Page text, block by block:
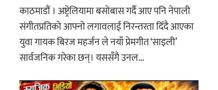
काठमाडौं । अष्ट्रेलियामा बसोबास गर्दै आए पनि नेपाली
संगीतप्रतिको आफ्नो लगावलाई निरन्तरता दिँदै आएका
युवा गायक बिरज महर्जन ले नयाँ प्रेमगीत ‘साइली’
सार्वजनिक गरेका छन्। यससँगै उनल...